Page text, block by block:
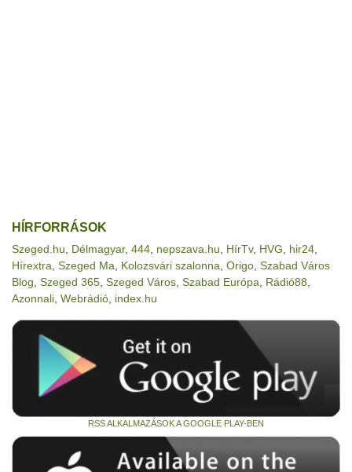
HÍRFORRÁSOK
Szeged.hu Délmagyar, 444 nepszava.hu HírTv, HVG hir24
Hírextra Szeged Ma Kolozsvári szalonna Origo Szabad Város
Blog Szeged 365 Szeged Város Szabad Európa Rádió88
Azonnali Webrádió index.hu
RSS ALKALMAZÁSOK A GOOGLE PLAY-BEN